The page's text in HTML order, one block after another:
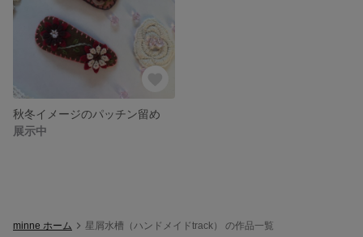
秋冬イメージのパッチン留め
展示中
minne ホーム 星屑水槽（ハンドメイドtrack） の作品一覧